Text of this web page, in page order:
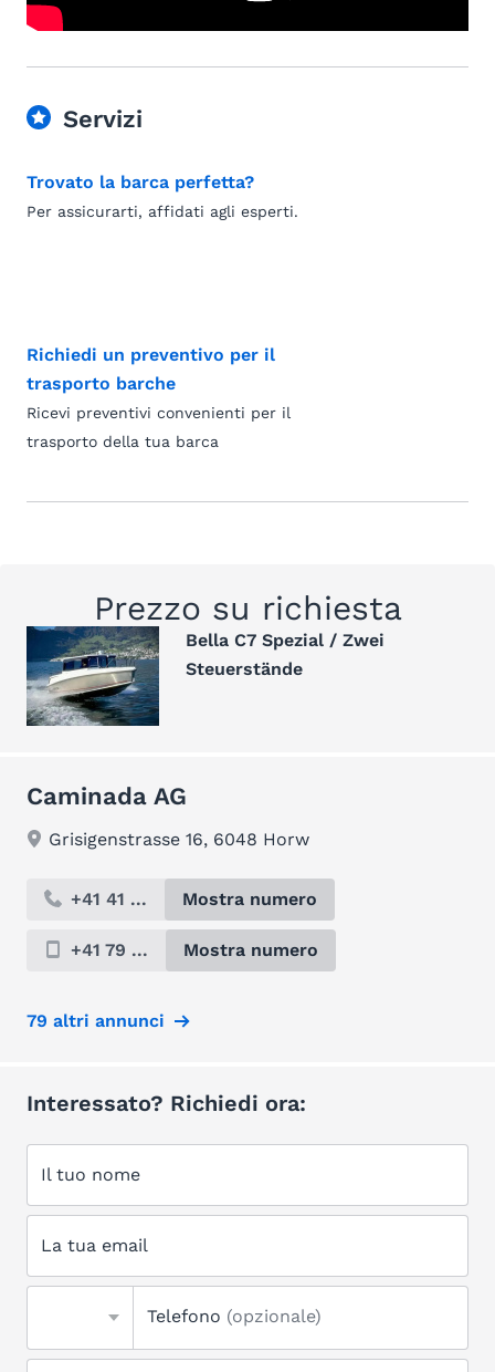
Servizi
Trovato la barca perfetta?
Per assicurarti, affidati agli esperti.
Richiedi un preventivo per il
trasporto barche
Ricevi preventivi convenienti per il
trasporto della tua barca
Prezzo su richiesta
Bella C7 Spezial / Zwei
Steuerstände
Caminada AG
Grisigenstrasse 16, 6048 Horw
+41 41 ... Mostra numero
+41 79 ... Mostra numero
79 altri annunci
Interessato? Richiedi ora:
Il tuo nome
La tua email
Telefono (opzionale)